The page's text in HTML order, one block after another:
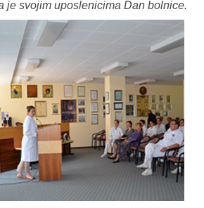
je svojim uposlenicima Dan bolnice.